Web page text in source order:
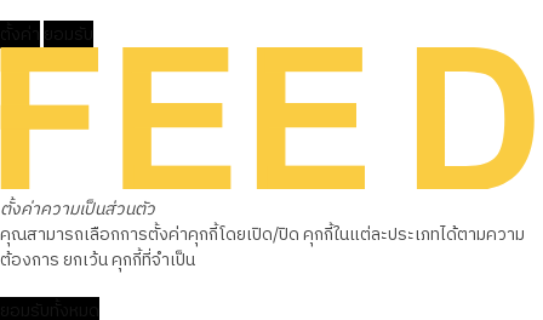
ตั้งค่าความเป็นส่วนตัว
คุณสามารถเลือกการตั้งค่าคุกกี้โดยเปิด/ปิด คุกกี้ในแต่ละประเภทได้ตามความ
ต้องการ ยกเว้น คุกกี้ที่จำเป็น